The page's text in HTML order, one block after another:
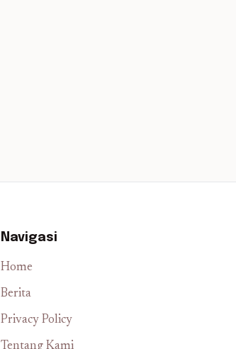
Navigasi
Home
Berita
Privacy Policy
Tentang Kami